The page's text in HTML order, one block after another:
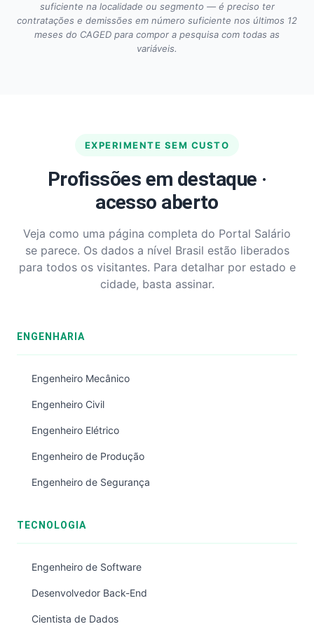
suficiente na localidade ou segmento — é preciso ter
contratações e demissões em número suficiente nos últimos 12
meses do CAGED para compor a pesquisa com todas as
variáveis.
EXPERIMENTE SEM CUSTO
Profissões em destaque ·
acesso aberto
Veja como uma página completa do Portal Salário
se parece. Os dados a nível Brasil estão liberados
para todos os visitantes. Para detalhar por estado e
cidade, basta assinar.
ENGENHARIA
Engenheiro Mecânico
Engenheiro Civil
Engenheiro Elétrico
Engenheiro de Produção
Engenheiro de Segurança
TECNOLOGIA
Engenheiro de Software
Desenvolvedor Back-End
Cientista de Dados